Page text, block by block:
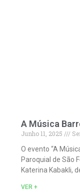
A Música
Junho 11, 2025
O evento “A
Paroquial de São
Katerina Kabakli,
VER +